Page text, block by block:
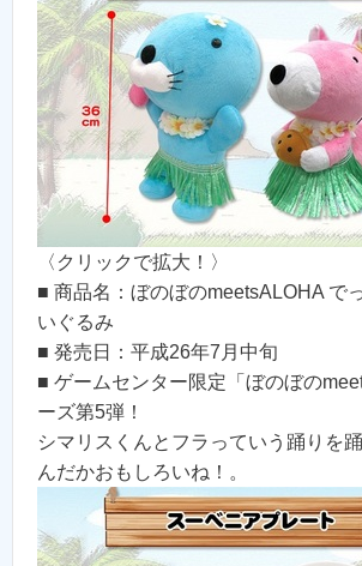
〈クリックで拡大！〉
■ 商品名：ぼのぼのmeetsALOHA で
いぐるみ
■ 発売日：平成26年7月中旬
■ ゲームセンター限定「ぼのぼの
ーズ第5弾！
シマリスくんとフラっていう踊りを
んだかおもしろいね！。